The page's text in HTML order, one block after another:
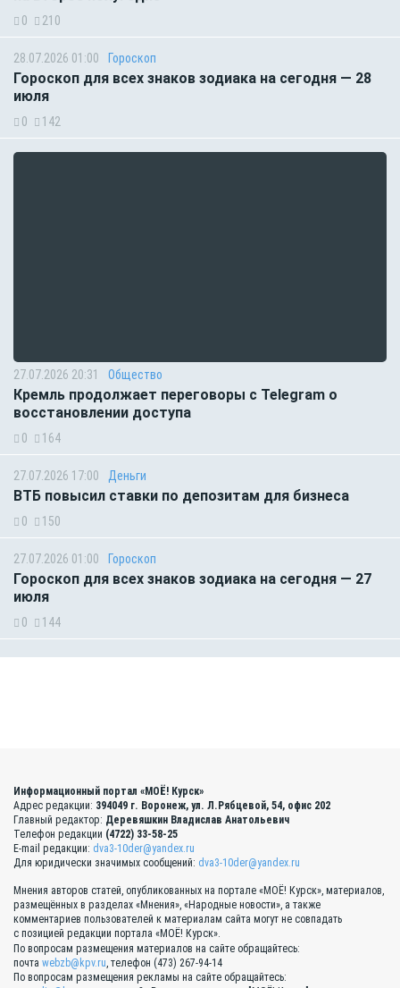
0 210
28.07.2026 01:00 Гороскоп
Гороскоп для всех знаков зодиака на сегодня — 28
июля
0 142
27.07.2026 20:31 Общество
Кремль продолжает переговоры с Telegram о
восстановлении доступа
0 164
27.07.2026 17:00 Деньги
ВТБ повысил ставки по депозитам для бизнеса
0 150
27.07.2026 01:00 Гороскоп
Гороскоп для всех знаков зодиака на сегодня — 27
июля
0 144
Информационный портал «МОЁ! Курск»
Адрес редакции: 394049 г. Воронеж, ул. Л.Рябцевой, 54, офис 202
Главный редактор: Деревяшкин Владислав Анатольевич
Телефон редакции (4722) 33-58-25
E-mail редакции: dva3-10der@yandex.ru
Для юридически значимых сообщений: dva3-10der@yandex.ru
Мнения авторов статей, опубликованных на портале «МОЁ! Курск», материалов,
размещённых в разделах «Мнения», «Народные новости», а также
комментариев пользователей к материалам сайта могут не совпадать
с позицией редакции портала «МОЁ! Курск».
По вопросам размещения материалов на сайте обращайтесь:
почта webzb@kpv.ru, телефон (473) 267-94-14
По вопросам размещения рекламы на сайте обращайтесь: